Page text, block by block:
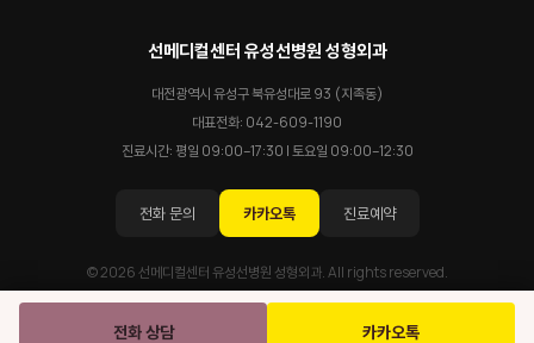
선메디컬센터 유성선병원 성형외과
대전광역시 유성구 북유성대로 93 (지족동)
대표전화: 042-609-1190
진료시간: 평일 09:00–17:30 | 토요일 09:00–12:30
전화 문의 카카오톡 진료예약
© 2026 선메디컬센터 유성선병원 성형외과. All rights reserved.
전화 상담 카카오톡